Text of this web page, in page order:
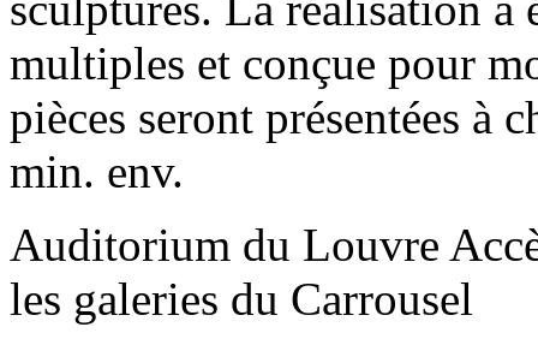
multiples et conçue pour
pièces seront présentées à
min. env.
Auditorium du Louvre
les galeries du Carrousel